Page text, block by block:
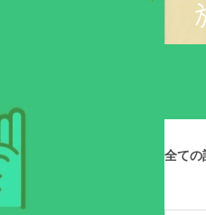
全ての